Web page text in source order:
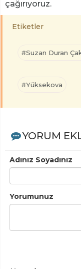
çağırıyoruz.
Etiketler
#Suzan Duran
#Yüksekova
YORUM
Adınız Soyadınız
Yorumunuz